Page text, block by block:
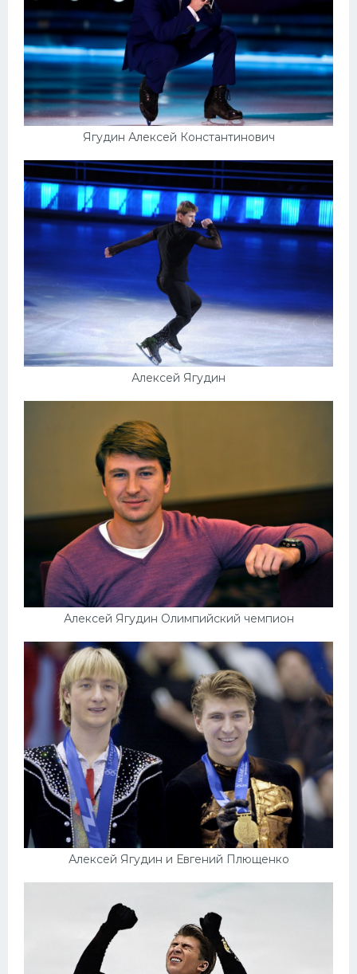
Ягудин Алексей Константинович
Алексей Ягудин
Алексей Ягудин Олимпийский чемпион
Алексей Ягудин и Евгений Плющенко